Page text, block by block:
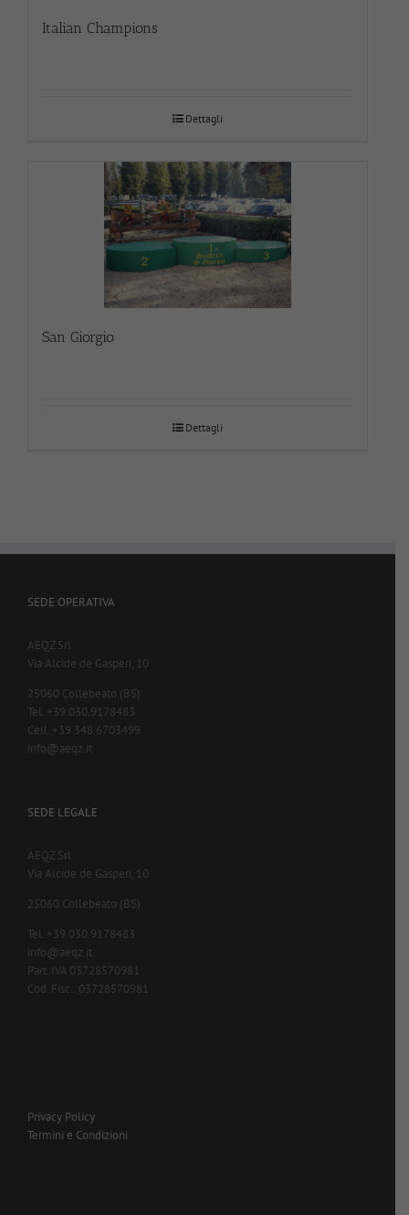
Italian Champions
Dettagli
San Giorgio
Dettagli
SEDE OPERATIVA
AEQZ Srl
Via Alcide de Gasperi, 10
25060 Collebeato (BS)
Tel. +39.030.9178483
Cell. +39.348.6703499
info@aeqz.it
SEDE LEGALE
AEQZ Srl
Via Alcide de Gasperi, 10
25060 Collebeato (BS)
Tel. +39.030.9178483
info@aeqz.it
Part. IVA 03728570981
Cod. Fisc.: 03728570981
Privacy Policy
Termini e Condizioni